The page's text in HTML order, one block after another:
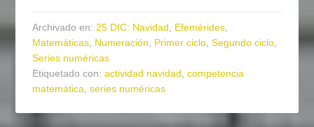
Archivado en:25 DIC: Navidad, Efemérides,
Matemáticas, Numeración, Primer ciclo,Segundo ciclo,
Series numéricas
Etiquetado con:actividad navidad,competencia
matemática,series numéricas